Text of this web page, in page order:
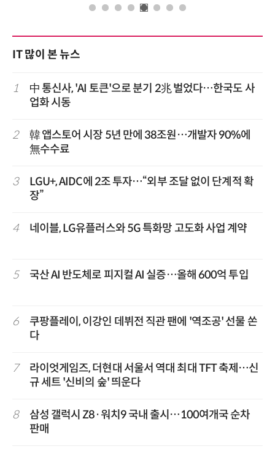
IT 많이 본 뉴스
1
中 통신사, 'AI 토큰'으로 분기 2兆 벌었다…한국도 사
업화 시동
2
韓 앱스토어 시장 5년 만에 38조원…개발자 90%에
無수수료
3
LGU+, AIDC에 2조 투자…“외부 조달 없이 단계적 확
장”
4 네이블, LG유플러스와 5G 특화망 고도화 사업 계약
5 국산 AI 반도체로 피지컬 AI 실증…올해 600억 투입
6
쿠팡플레이, 이강인 데뷔전 직관 팬에 '역조공' 선물 쏜
다
7
라이엇게임즈, 더현대 서울서 역대 최대 TFT 축제…신
규 세트 '신비의 숲' 띄운다
8
삼성 갤럭시 Z8·워치9 국내 출시…100여개국 순차
판매